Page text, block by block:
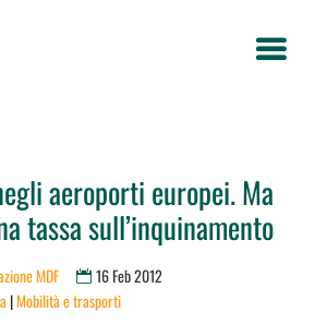
aeroporti europei. Ma
tassa sull’inquinamento
MDF 16 Feb 2012
|Mobilità e trasporti